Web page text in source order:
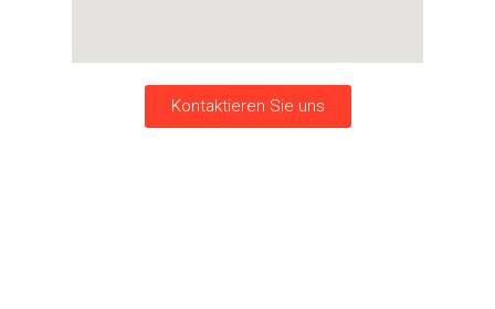
Kontaktieren Sie uns